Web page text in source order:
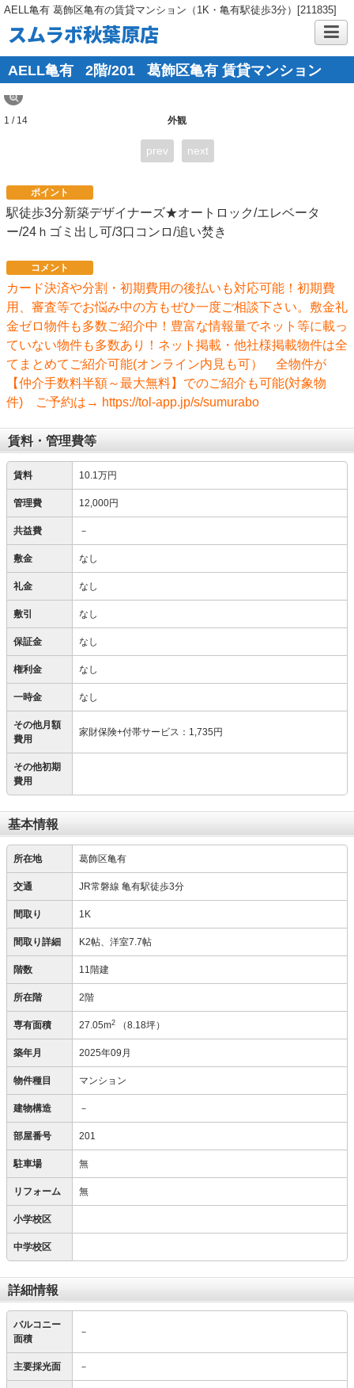
AELL亀有 葛飾区亀有の賃貸マンション（1K・亀有駅徒歩3分）[211835]
スムラボ秋葉原店
AELL亀有 2階/201 葛飾区亀有 賃貸マンション
外観
1 / 14
prev next
ポイント
駅徒歩3分新築デザイナーズ★オートロック/エレベータ
ー/24ｈゴミ出し可/3口コンロ/追い焚き
コメント
カード決済や分割・初期費用の後払いも対応可能！初期費
用、審査等でお悩み中の方もぜひ一度ご相談下さい。敷金礼
金ゼロ物件も多数ご紹介中！豊富な情報量でネット等に載っ
ていない物件も多数あり！ネット掲載・他社様掲載物件は全
てまとめてご紹介可能(オンライン内見も可） 全物件が
【仲介手数料半額～最大無料】でのご紹介も可能(対象物
件) ご予約は→ https://tol-app.jp/s/sumurabo
賃料・管理費等
賃料 10.1万円
管理費 12,000円
共益費 －
敷金 なし
礼金 なし
敷引 なし
保証金 なし
権利金 なし
一時金 なし
その他月額
費用
家財保険+付帯サービス ： 1,735円
その他初期
費用
基本情報
所在地 葛飾区亀有
交通 JR常磐線 亀有駅徒歩3分
間取り 1K
間取り詳細 K2帖、洋室7.7帖
階数 11階建
所在階 2階
専有面積 27.05m2 （8.18坪）
築年月 2025年09月
物件種目 マンション
建物構造 －
部屋番号 201
駐車場 無
リフォーム 無
小学校区
中学校区
詳細情報
バルコニー
面積
－
主要採光面 －